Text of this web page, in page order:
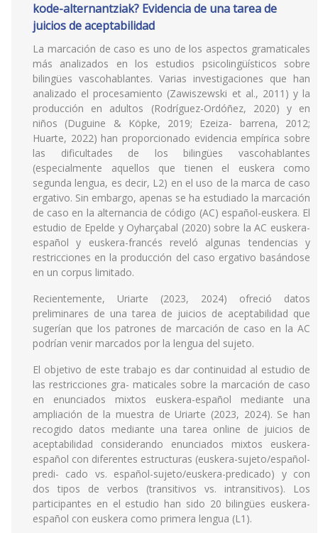
kode-alternantziak? Evidencia de una tarea de
juicios de aceptabilidad
La marcación de caso es uno de los aspectos gramaticales
más analizados en los estudios psicolingüísticos sobre
bilingües vascohablantes. Varias investigaciones que han
analizado el procesamiento (Zawiszewski et al., 2011) y la
producción en adultos (Rodríguez-Ordóñez, 2020) y en
niños (Duguine & Köpke, 2019; Ezeiza- barrena, 2012;
Huarte, 2022) han proporcionado evidencia empírica sobre
las dificultades de los bilingües vascohablantes
(especialmente aquellos que tienen el euskera como
segunda lengua, es decir, L2) en el uso de la marca de caso
ergativo. Sin embargo, apenas se ha estudiado la marcación
de caso en la alternancia de código (AC) español-euskera. El
estudio de Epelde y Oyharçabal (2020) sobre la AC euskera-
español y euskera-francés reveló algunas tendencias y
restricciones en la producción del caso ergativo basándose
en un corpus limitado.
Recientemente, Uriarte (2023, 2024) ofreció datos
preliminares de una tarea de juicios de aceptabilidad que
sugerían que los patrones de marcación de caso en la AC
podrían venir marcados por la lengua del sujeto.
El objetivo de este trabajo es dar continuidad al estudio de
las restricciones gra- maticales sobre la marcación de caso
en enunciados mixtos euskera-español mediante una
ampliación de la muestra de Uriarte (2023, 2024). Se han
recogido datos mediante una tarea online de juicios de
aceptabilidad considerando enunciados mixtos euskera-
español con diferentes estructuras (euskera-sujeto/español-
predi- cado vs. español-sujeto/euskera-predicado) y con
dos tipos de verbos (transitivos vs. intransitivos). Los
participantes en el estudio han sido 20 bilingües euskera-
español con euskera como primera lengua (L1).